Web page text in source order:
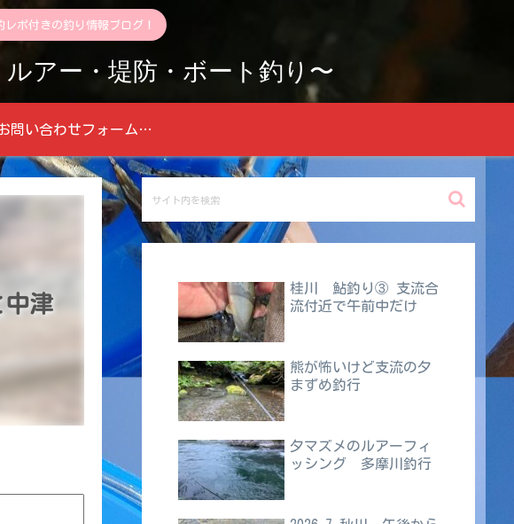
ポ付きの釣り情報ブログ！
アー・堤防・ボート釣り〜
お問い合わせフォーム 青梅のヤマメに告ぐ
中津
桂川 鮎釣り③ 支流合
流付近で午前中だけ
熊が怖いけど支流の夕
まずめ釣行
夕マズメのルアーフィ
ッシング 多摩川釣行